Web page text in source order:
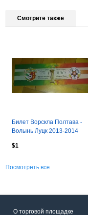
Смотрите также
Билет Ворскла Полтава -
Волынь Луцк 2013-2014
$1
Посмотреть все
О торговой площадке